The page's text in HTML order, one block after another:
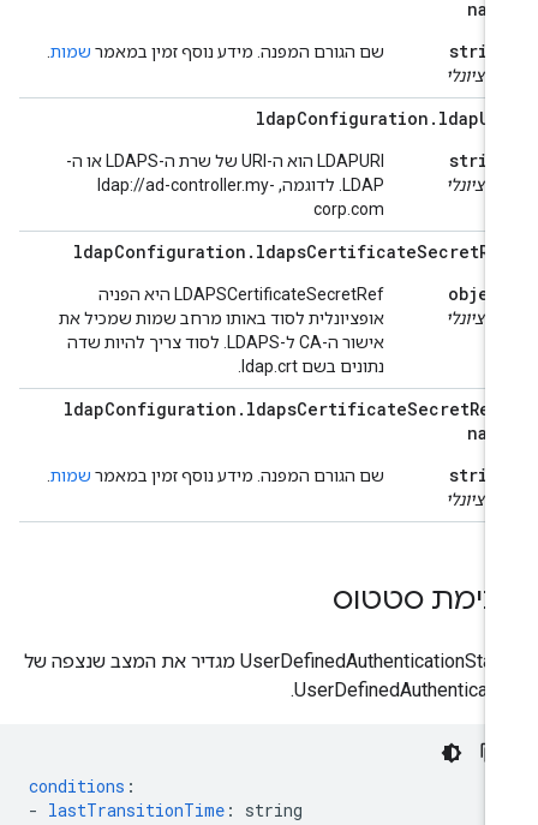
שם הגורם המפנה. מידע נוסף זמין במאמרשמות.
ldapConfiguration.ldap
‫LDAPURI הוא ה-URI של שרת ה-LDAPS או ה-
LDAP. לדוגמה, ldap://ad-controller.my-
corp.com
ldapConfiguration.ldapsCertificateSecret
‫LDAPSCertificateSecretRef היא הפניה
אופציונלית לסוד באותו מרחב שמות שמכיל את
אישור ה-CA ל-LDAPS. לסוד צריך להיות שדה
נתונים בשם ldap.crt.
ldapConfiguration.ldapsCertificateSecret
שם הגורם המפנה. מידע נוסף זמין במאמרשמות.
סטטוס
‫UserDefinedAuthenticationStatus מגדיר את המצב שנצפה של
conditions
- lastTransitionTime: string